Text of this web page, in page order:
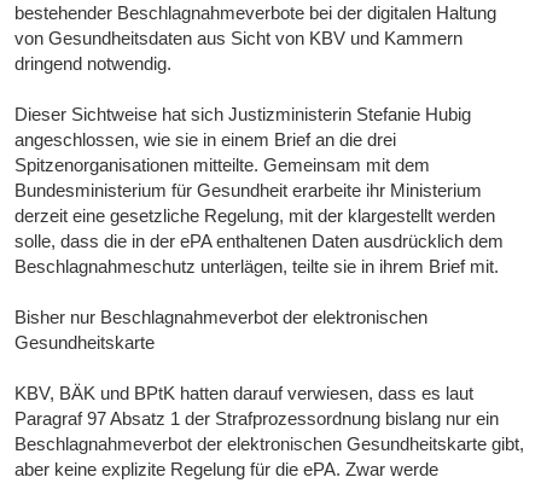
bestehender Beschlagnahmeverbote bei der digitalen Haltung
von Gesundheitsdaten aus Sicht von KBV und Kammern
dringend notwendig.
Dieser Sichtweise hat sich Justizministerin Stefanie Hubig
angeschlossen, wie sie in einem Brief an die drei
Spitzenorganisationen mitteilte. Gemeinsam mit dem
Bundesministerium für Gesundheit erarbeite ihr Ministerium
derzeit eine gesetzliche Regelung, mit der klargestellt werden
solle, dass die in der ePA enthaltenen Daten ausdrücklich dem
Beschlagnahmeschutz unterlägen, teilte sie in ihrem Brief mit.
Bisher nur Beschlagnahmeverbot der elektronischen
Gesundheitskarte
KBV, BÄK und BPtK hatten darauf verwiesen, dass es laut
Paragraf 97 Absatz 1 der Strafprozessordnung bislang nur ein
Beschlagnahmeverbot der elektronischen Gesundheitskarte gibt,
aber keine explizite Regelung für die ePA. Zwar werde